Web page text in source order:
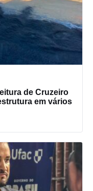
de Cruzeiro
em vários